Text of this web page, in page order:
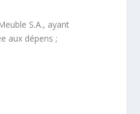
S.A., ayant
aux dépens ;